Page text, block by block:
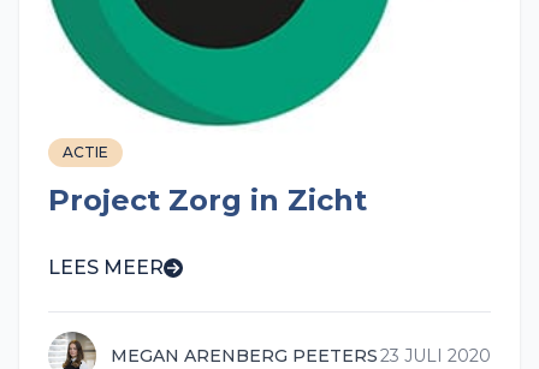
ACTIE
Project Zorg in Zicht
LEES MEER
MEGAN ARENBERG PEETERS23 JULI 2020